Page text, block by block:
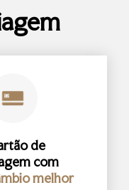
de
com
melhor